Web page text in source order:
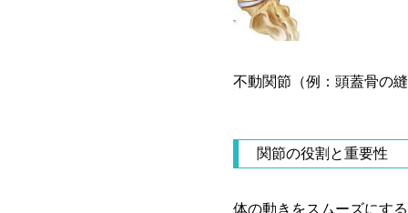
不動関節（例：頭蓋骨の縫
関節の役割と重要性
体の動きをスムーズにする